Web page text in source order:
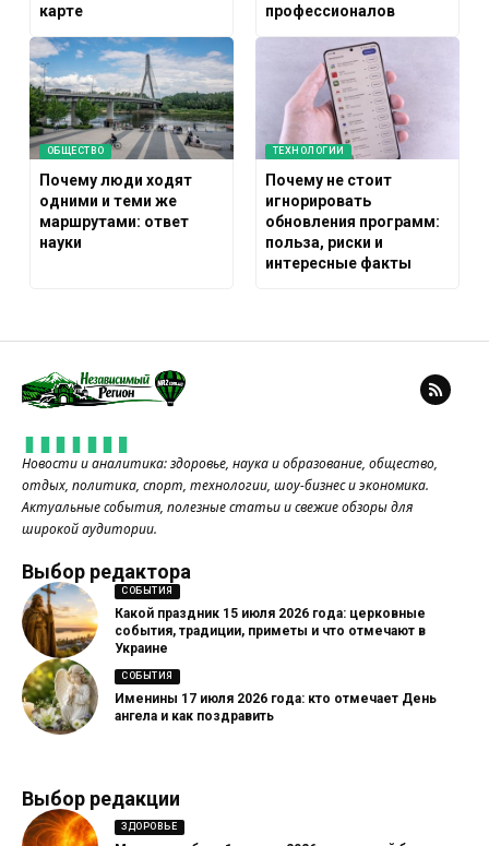
карте
профессионалов
ОБЩЕСТВО
Почему люди ходят
одними и теми же
маршрутами: ответ
науки
ТЕХНОЛОГИИ
Почему не стоит
игнорировать
обновления программ:
польза, риски и
интересные факты
Новости и аналитика: здоровье, наука и образование, общество,
отдых, политика, спорт, технологии, шоу-бизнес и экономика.
Актуальные события, полезные статьи и свежие обзоры для
широкой аудитории.
Выбор редактора
СОБЫТИЯ
Какой праздник 15 июля 2026 года: церковные
события, традиции, приметы и что отмечают в
Украине
СОБЫТИЯ
Именины 17 июля 2026 года: кто отмечает День
ангела и как поздравить
Выбор редакции
ЗДОРОВЬЕ